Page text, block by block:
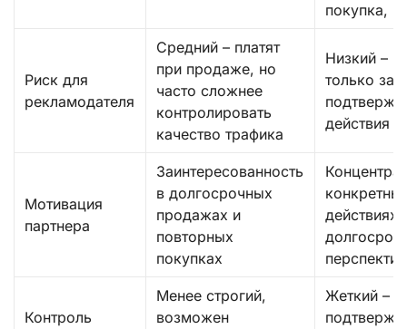
покупка, и
Риск для
рекламодателя
Средний – платят
при продаже, но
часто сложнее
контролировать
качество трафика
Низкий –
только за
действия
Мотивация
партнера
Заинтересованность
в долгосрочных
продажах и
повторных
покупках
действиях
Контроль
Менее строгий,
возможен
Жеткий –